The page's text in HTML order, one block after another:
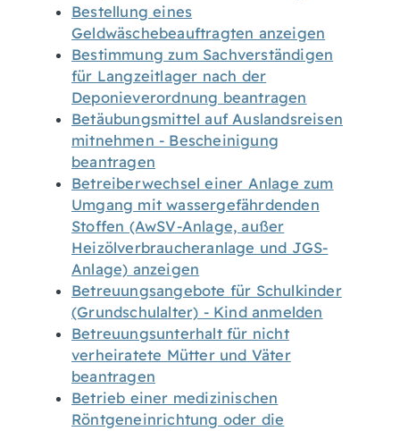
Bestellung eines
Geldwäschebeauftragten anzeigen
Bestimmung zum Sachverständigen
für Langzeitlager nach der
Deponieverordnung beantragen
Betäubungsmittel auf Auslandsreisen
mitnehmen - Bescheinigung
beantragen
Betreiberwechsel einer Anlage zum
Umgang mit wassergefährdenden
Stoffen (AwSV-Anlage, außer
Heizölverbraucheranlage und JGS-
Anlage) anzeigen
Betreuungsangebote für Schulkinder
(Grundschulalter) - Kind anmelden
Betreuungsunterhalt für nicht
verheiratete Mütter und Väter
beantragen
Betrieb einer medizinischen
Röntgeneinrichtung oder die